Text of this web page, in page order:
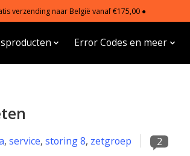
verzending naar België vanaf €175,00 ●
Error Codes en meer
, service, storing 8, zetgroep 2